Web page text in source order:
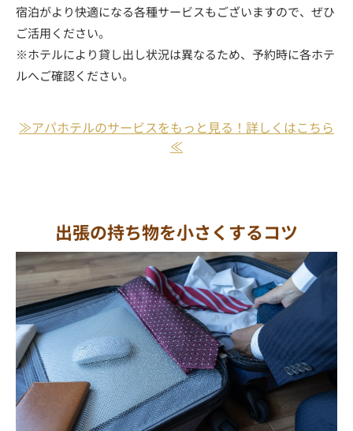
宿泊がより快適になる各種サービスもございますので、ぜひ
ご活用ください。
※ホテルにより貸し出し状況は異なるため、予約時に各ホテ
ルへご確認ください。
≫アパホテルのサービスをもっと見る！詳しくはこちら
≪
出張の持ち物を小さくするコツ